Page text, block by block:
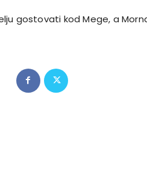
gostovati kod Mege, a